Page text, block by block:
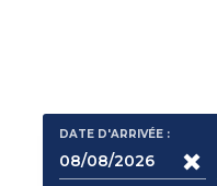
DATE D'ARRIVÉE :